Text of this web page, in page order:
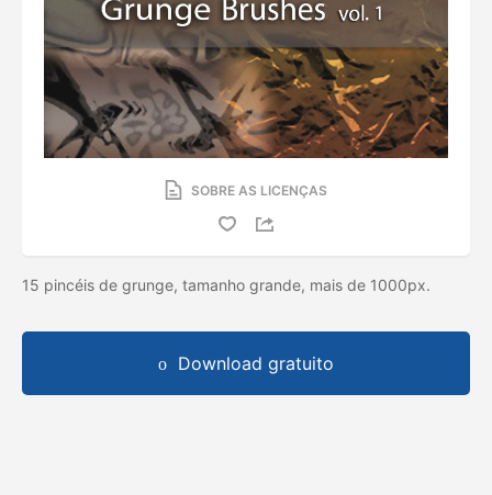
SOBRE AS LICENÇAS
15 pincéis de grunge, tamanho grande, mais de 1000px.
Download gratuito